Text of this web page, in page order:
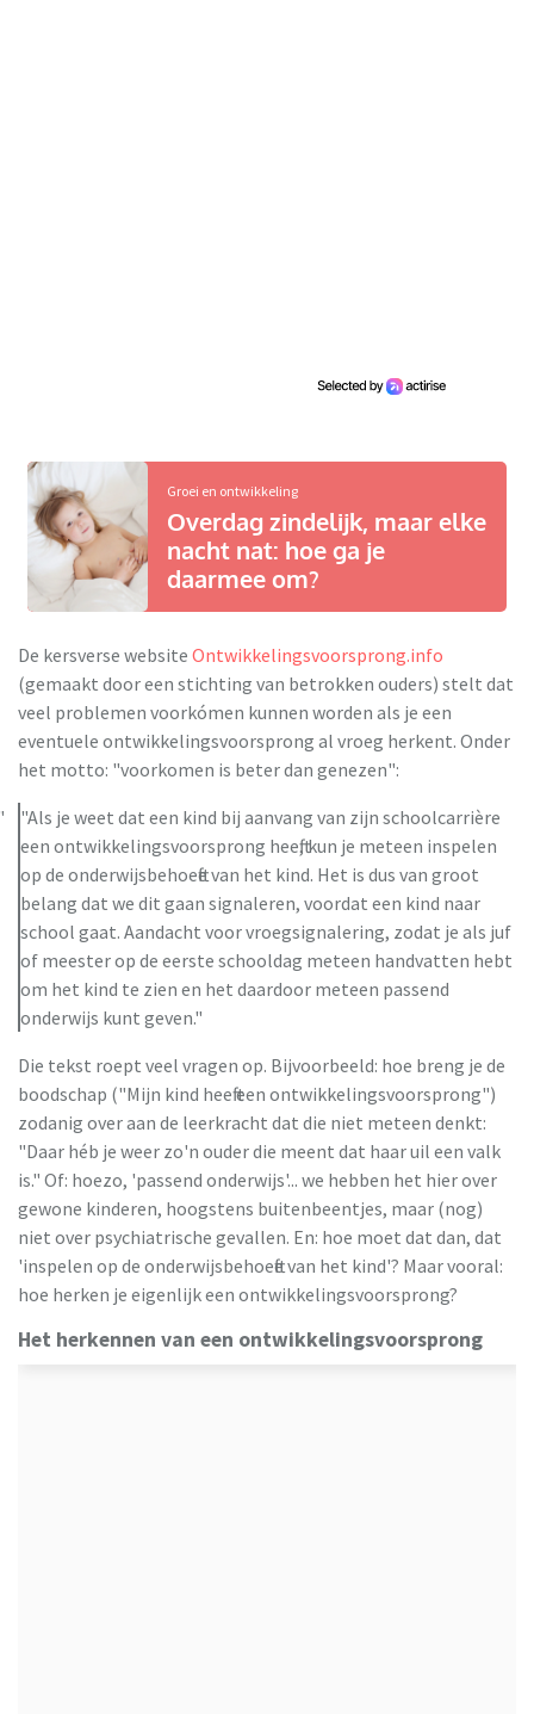
Groei en ontwikkeling
Overdag zindelijk, maar elke
nacht nat: hoe ga je
daarmee om?
De kersverse website Ontwikkelingsvoorsprong.info
(gemaakt door een stichting van betrokken ouders) stelt dat
veel problemen voorkómen kunnen worden als je een
eventuele ontwikkelingsvoorsprong al vroeg herkent. Onder
het motto: "voorkomen is beter dan genezen":
"Als je weet dat een kind bij aanvang van zijn schoolcarrière
een ontwikkelingsvoorsprong heeft, kun je meteen inspelen
op de onderwijsbehoefte van het kind. Het is dus van groot
belang dat we dit gaan signaleren, voordat een kind naar
school gaat. Aandacht voor vroegsignalering, zodat je als juf
of meester op de eerste schooldag meteen handvatten hebt
om het kind te zien en het daardoor meteen passend
onderwijs kunt geven."
Die tekst roept veel vragen op. Bijvoorbeeld: hoe breng je de
boodschap ("Mijn kind heeft een ontwikkelingsvoorsprong")
zodanig over aan de leerkracht dat die niet meteen denkt:
"Daar héb je weer zo'n ouder die meent dat haar uil een valk
is." Of: hoezo, 'passend onderwijs'... we hebben het hier over
gewone kinderen, hoogstens buitenbeentjes, maar (nog)
niet over psychiatrische gevallen. En: hoe moet dat dan, dat
'inspelen op de onderwijsbehoefte van het kind'? Maar vooral:
hoe herken je eigenlijk een ontwikkelingsvoorsprong?
Het herkennen van een ontwikkelingsvoorsprong